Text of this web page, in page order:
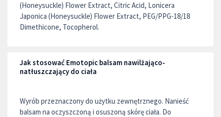
(Honeysuckle) Flower Extract, Citric Acid, Lonicera
Japonica (Honeysuckle) Flower Extract, PEG/PPG-18/18
Dimethicone, Tocopherol.
Jak stosować Emotopic balsam nawilżająco-
natłuszczający do ciała
Wyrób przeznaczony do użytku zewnętrznego. Nanieść
balsam na oczyszczoną i osuszoną skórę ciała. Do